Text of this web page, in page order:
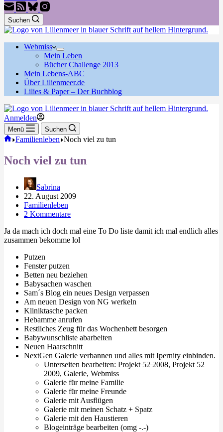
Suchen
Webmiss
Mein Leben
Bücher Challenge 2013
Mein Lebens-ABC
Über Lilienmeer.de
Lilies & Paper – Der Buchblog
Anmelden
Menü Suchen
Start
Familienleben Noch viel zu tun
Noch viel zu tun
Sabrina
22. August 2009
Familienleben
2 Kommentare
Ja da mach ich doch mal eine To Do liste damit ich mal endlich alles
zusammen bekomme lol
Putzen
Fenster putzen
Betten neu beziehen
Babysachen waschen
Sam´s Blog ein neues Design verpassen
Am neuen Design von NG werkeln
Kliniktasche packen
Hebamme anrufen
Restliches Zeug für das Wochenbett besorgen
Babywunschliste abarbeiten
Neuen Haarschnitt
NextGen Galerie verbannen und alles mit Ipernity einbinden.
Unterseiten bearbeiten: Projekt 52 2008, Projekt 52
2009, Galerie, Webmiss
Galerie für meine Familie
Galerie für meine Freunde
Galerie mit Ausflügen
Galerie mit meinen Schatz + Spatz
Galerie mit den Haustieren
Blogeinträge bearbeiten (omg -.-)